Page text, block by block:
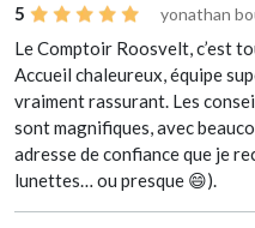
5 yonathan
Le Comptoir Roosvelt, c’est
Accueil chaleureux, équipe
vraiment rassurant. Les
sont magnifiques, avec
adresse de confiance que je
lunettes… ou presque 😄).